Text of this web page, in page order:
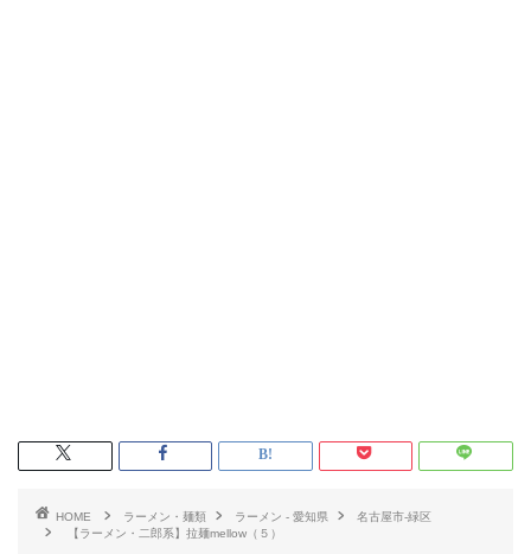
HOME ラーメン・麺類 ラーメン - 愛知県
名古屋市-緑区
【ラーメン・二郎系】拉麺mellow（５）